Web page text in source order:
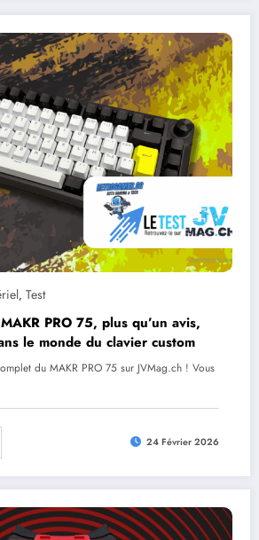
, Test
PRO 75, plus qu’un avis,
le monde du clavier custom
du MAKR PRO 75 sur JVMag.ch ! Vous
24 Février 2026